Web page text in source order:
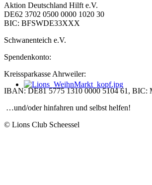
Aktion Deutschland Hilft e.V.
DE62 3702 0500 0000 1020 30
BIC: BFSWDE33XXX
Schwanenteich e.V.
Spendenkonto:
Kreissparkasse Ahrweiler:
IBAN: DE81 5775 1310 0000 5104 61,
…und/oder hinfahren und selbst helfen!
© Lions Club Scheessel